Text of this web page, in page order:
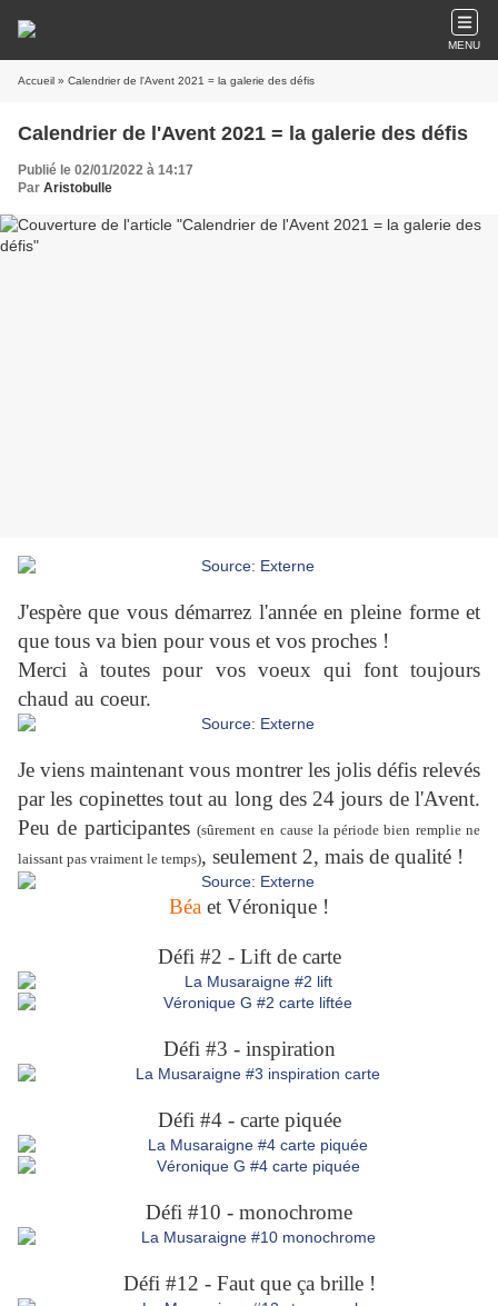
MENU
Accueil » Calendrier de l'Avent 2021 = la galerie des défis
Calendrier de l'Avent 2021 = la galerie des défis
Publié le 02/01/2022 à 14:17
Par Aristobulle
J'espère que vous démarrez l'année en pleine forme et
que tous va bien pour vous et vos proches !
Merci à toutes pour vos voeux qui font toujours
chaud au coeur.
Je viens maintenant vous montrer les jolis défis relevés
par les copinettes tout au long des 24 jours de l'Avent.
Peu de participantes (sûrement en cause la période bien remplie ne
laissant pas vraiment le temps), seulement 2, mais de qualité !
Béa et Véronique !
Défi #2 - Lift de carte
Défi #3 - inspiration
Défi #4 - carte piquée
Défi #10 - monochrome
Défi #12 - Faut que ça brille !